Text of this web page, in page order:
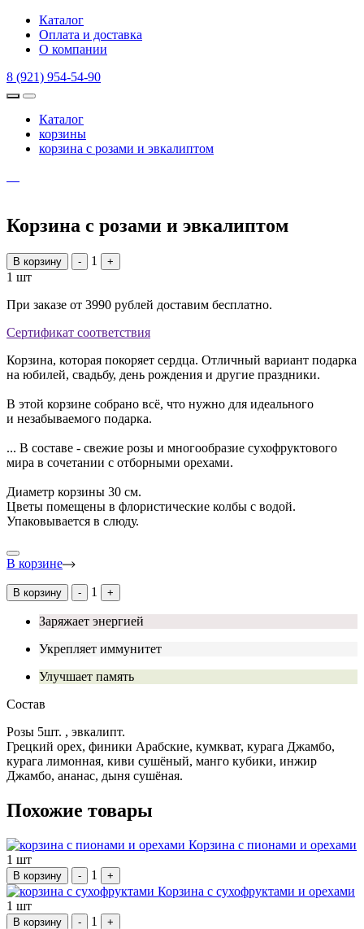
Каталог
Оплата и доставка
О компании
8 (921) 954-54-90
Каталог
корзины
корзина с розами и эвкалиптом
Корзина с розами и эвкалиптом
В корзину - 1 +
1 шт
При заказе от 3990 рублей доставим бесплатно.
Сертификат соответствия
Корзина, которая покоряет сердца. Отличный вариант подарка
на юбилей, свадьбу, день рождения и другие праздники.
В этой корзине собрано всё, что нужно для идеального
и незабываемого подарка.
... В составе - свежие розы и многообразие сухофруктового
мира в сочетании с отборными орехами.
Диаметр корзины 30 см.
Цветы помещены в флористические колбы с водой.
Упаковывается в слюду.
В корзине
В корзину - 1 +
Заряжает энергией
Укрепляет иммунитет
Улучшает память
Состав
Розы 5шт. , эвкалипт.
Грецкий орех, финики Арабские, кумкват, курага Джамбо,
курага лимонная, киви сушёный, манго кубики, инжир
Джамбо, ананас, дыня сушёная.
Похожие товары
Корзина с пионами и орехами
1 шт
В корзину - 1 +
Корзина с сухофруктами и орехами
1 шт
В корзину - 1 +